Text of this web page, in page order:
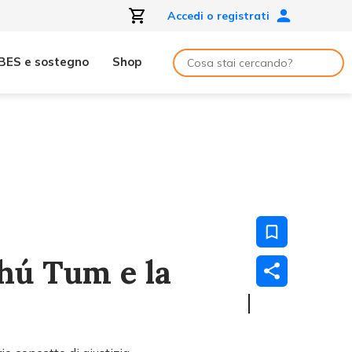
Accedi o registrati
e sostegno Shop
Tum e la